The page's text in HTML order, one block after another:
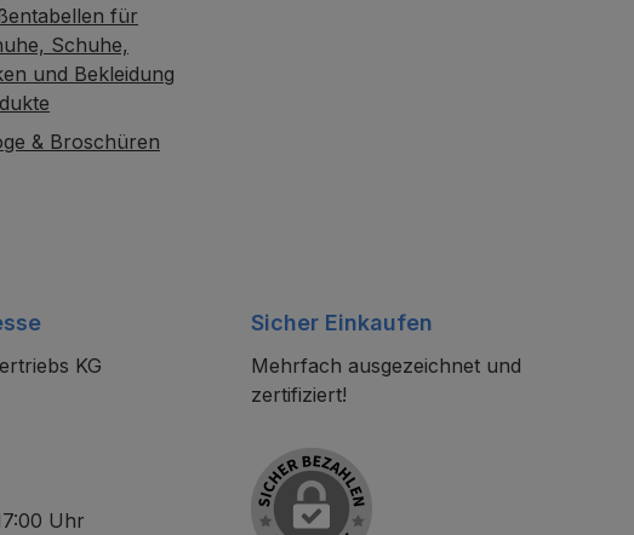
für
Schuhe,
und Bekleidung
& Broschüren
KG
Uhr
Sicher Einkaufen
Mehrfach ausgezeichnet und
zertifiziert!